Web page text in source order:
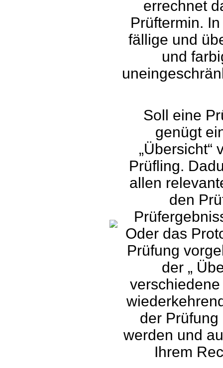
errechnet
Prüftermin.
fällige und
und
Soll eine
genügt
„Übersicht“
Prüfling.
allen
den
Oder das
Prüfung
der „
der
werden und
Ihrem